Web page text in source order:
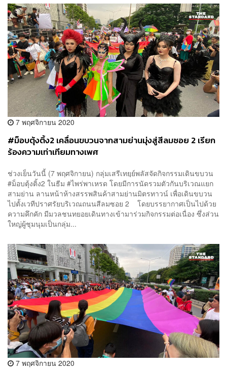
7 พฤศจิกายน 2020
#ม็อบตุ้งติ้ง2 เคลื่อนขบวนจากสามย่านมุ่งสู่สีลมซอย 2 เรียก
ร้องความเท่าเทียมทางเพศ
ช่วงเย็นวันนี้ (7 พฤศจิกายน) กลุ่มเสรีเทยฺย์พลัสจัดกิจกรรมเดินขบวน
#ม็อบตุ้งติ้ง2 ในธีม #ไพร่พาเหรด โดยมีการนัดรวมตัวกันบริเวณแยก
สามย่าน ลานหน้าห้างสรรพสินค้าสามย่านมิตรทาวน์ เพื่อเดินขบวน
ไปตั้งเวทีปราศรัยบริเวณถนนสีลมซอย 2 โดยบรรยากาศเป็นไปด้วย
ความคึกคัก มีมวลชนทยอยเดินทางเข้ามาร่วมกิจกรรมต่อเนื่อง ซึ่งส่วน
ใหญ่ผู้ชุมนุมเป็นกลุ่ม...
7 พฤศจิกายน 2020